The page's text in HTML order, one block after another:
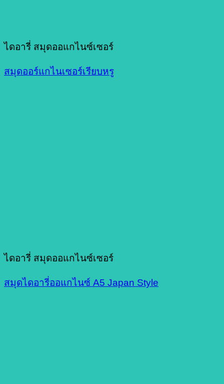
ไดอารี่ สมุดออแกไนซ์เซอร์
สมุดออร์แกไนเซอร์เรียบหรู
ไดอารี่ สมุดออแกไนซ์เซอร์
สมุดไดอารี่ออแกไนซ์ A5 Japan Style